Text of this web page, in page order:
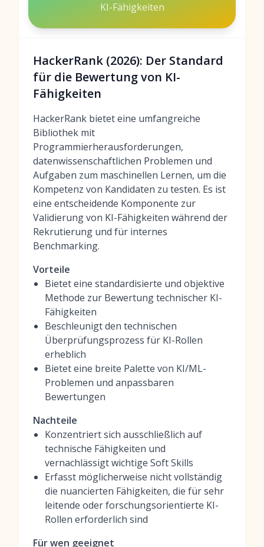
KI-Fähigkeiten
HackerRank (2026): Der Standard
für die Bewertung von KI-
Fähigkeiten
HackerRank bietet eine umfangreiche
Bibliothek mit
Programmierherausforderungen,
datenwissenschaftlichen Problemen und
Aufgaben zum maschinellen Lernen, um die
Kompetenz von Kandidaten zu testen. Es ist
eine entscheidende Komponente zur
Validierung von KI-Fähigkeiten während der
Rekrutierung und für internes
Benchmarking.
Vorteile
Bietet eine standardisierte und objektive
Methode zur Bewertung technischer KI-
Fähigkeiten
Beschleunigt den technischen
Überprüfungsprozess für KI-Rollen
erheblich
Bietet eine breite Palette von KI/ML-
Problemen und anpassbaren
Bewertungen
Nachteile
Konzentriert sich ausschließlich auf
technische Fähigkeiten und
vernachlässigt wichtige Soft Skills
Erfasst möglicherweise nicht vollständig
die nuancierten Fähigkeiten, die für sehr
leitende oder forschungsorientierte KI-
Rollen erforderlich sind
Für wen geeignet